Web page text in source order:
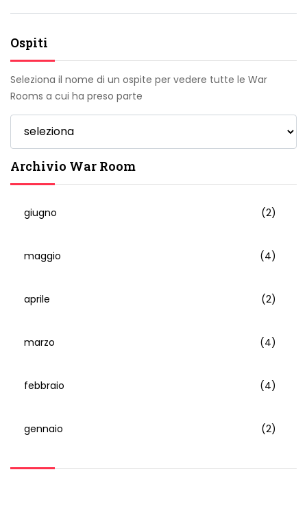
Ospiti
Seleziona il nome di un ospite per vedere tutte le War
Rooms a cui ha preso parte
Archivio War Room
giugno (2)
maggio (4)
aprile (2)
marzo (4)
febbraio (4)
gennaio (2)